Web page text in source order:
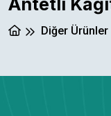
Antetli
Diğer Ürünler